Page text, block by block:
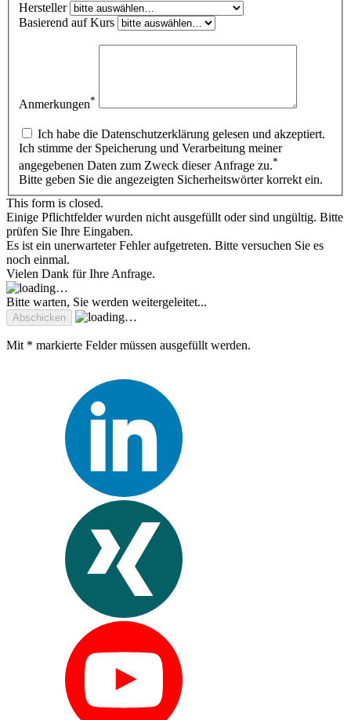
Hersteller
Basierend auf Kurs
Anmerkungen*
Ich habe die Datenschutzerklärung gelesen und akzeptiert.
Ich stimme der Speicherung und Verarbeitung meiner
angegebenen Daten zum Zweck dieser Anfrage zu.*
Bitte geben Sie die angezeigten Sicherheitswörter korrekt ein.
This form is closed.
Einige Pflichtfelder wurden nicht ausgefüllt oder sind ungültig. Bitte
prüfen Sie Ihre Eingaben.
Es ist ein unerwarteter Fehler aufgetreten. Bitte versuchen Sie es
noch einmal.
Vielen Dank für Ihre Anfrage.
Bitte warten, Sie werden weitergeleitet...
Mit * markierte Felder müssen ausgefüllt werden.